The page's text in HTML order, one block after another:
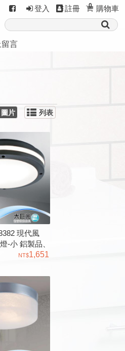
登入 註冊 0 購物車
言
圖片 列表
現代風
-小 鋁製品、
壓克力燈罩
1,651